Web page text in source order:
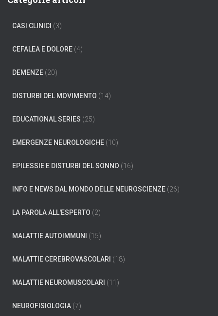
CASI CLINICI (3)
CEFALEA E DOLORE (4)
DEMENZE (20)
DISTURBI DEL MOVIMENTO (14)
EDUCATIONAL SERIES (25)
EMERGENZE NEUROLOGICHE (10)
EPILESSIE E DISTURBI DEL SONNO (16)
INFO E NEWS DAL MONDO DELLE NEUROSCIENZE (26)
LA PAROLA ALL'ESPERTO (2)
MALATTIE AUTOIMMUNI (15)
MALATTIE CEREBROVASCOLARI (18)
MALATTIE NEUROMUSCOLARI (11)
NEUROFISIOLOGIA (7)